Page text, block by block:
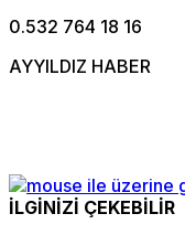
0.532 764 18 16
AYYILDIZ HABER
İLGİNİZİ ÇEKEBİLİR